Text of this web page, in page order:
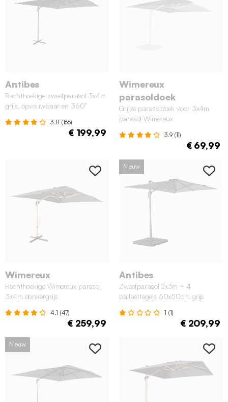
Antibes
Rechthoekige zweefparasol 3x4m
grijs, opvouwbaar en 360°
3.8 (166)
€ 199,99
Wimereux
parasoldoek
Grijze parasoldoek voor 3x4m
parasol Wimereux
3.9 (11)
€ 69,99
Wimereux
Rechthoekige Wimereux parasol
3x4m donkergrijs
4.1 (47)
€ 259,99
Nieuw
Antibes
Zweefparasol 2x3m + 4
ballasttegels 50x50cm grijs
1 (1)
€ 209,99
Nieuw